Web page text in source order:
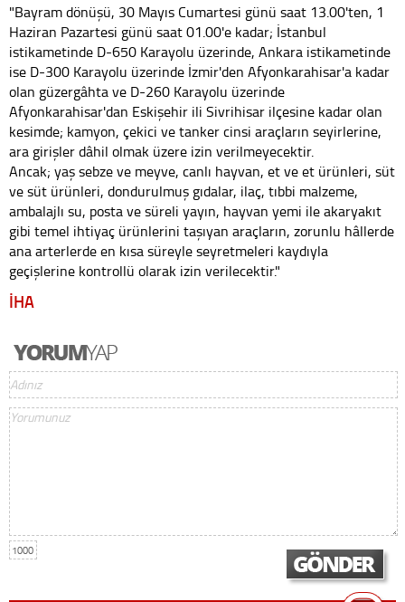
"Bayram dönüşü, 30 Mayıs Cumartesi günü saat 13.00'ten, 1
Haziran Pazartesi günü saat 01.00'e kadar; İstanbul
istikametinde D-650 Karayolu üzerinde, Ankara istikametinde
ise D-300 Karayolu üzerinde İzmir'den Afyonkarahisar'a kadar
olan güzergâhta ve D-260 Karayolu üzerinde
Afyonkarahisar'dan Eskişehir ili Sivrihisar ilçesine kadar olan
kesimde; kamyon, çekici ve tanker cinsi araçların seyirlerine,
ara girişler dâhil olmak üzere izin verilmeyecektir.
Ancak; yaş sebze ve meyve, canlı hayvan, et ve et ürünleri, süt
ve süt ürünleri, dondurulmuş gıdalar, ilaç, tıbbi malzeme,
ambalajlı su, posta ve süreli yayın, hayvan yemi ile akaryakıt
gibi temel ihtiyaç ürünlerini taşıyan araçların, zorunlu hâllerde
ana arterlerde en kısa süreyle seyretmeleri kaydıyla
geçişlerine kontrollü olarak izin verilecektir."
İHA
1000